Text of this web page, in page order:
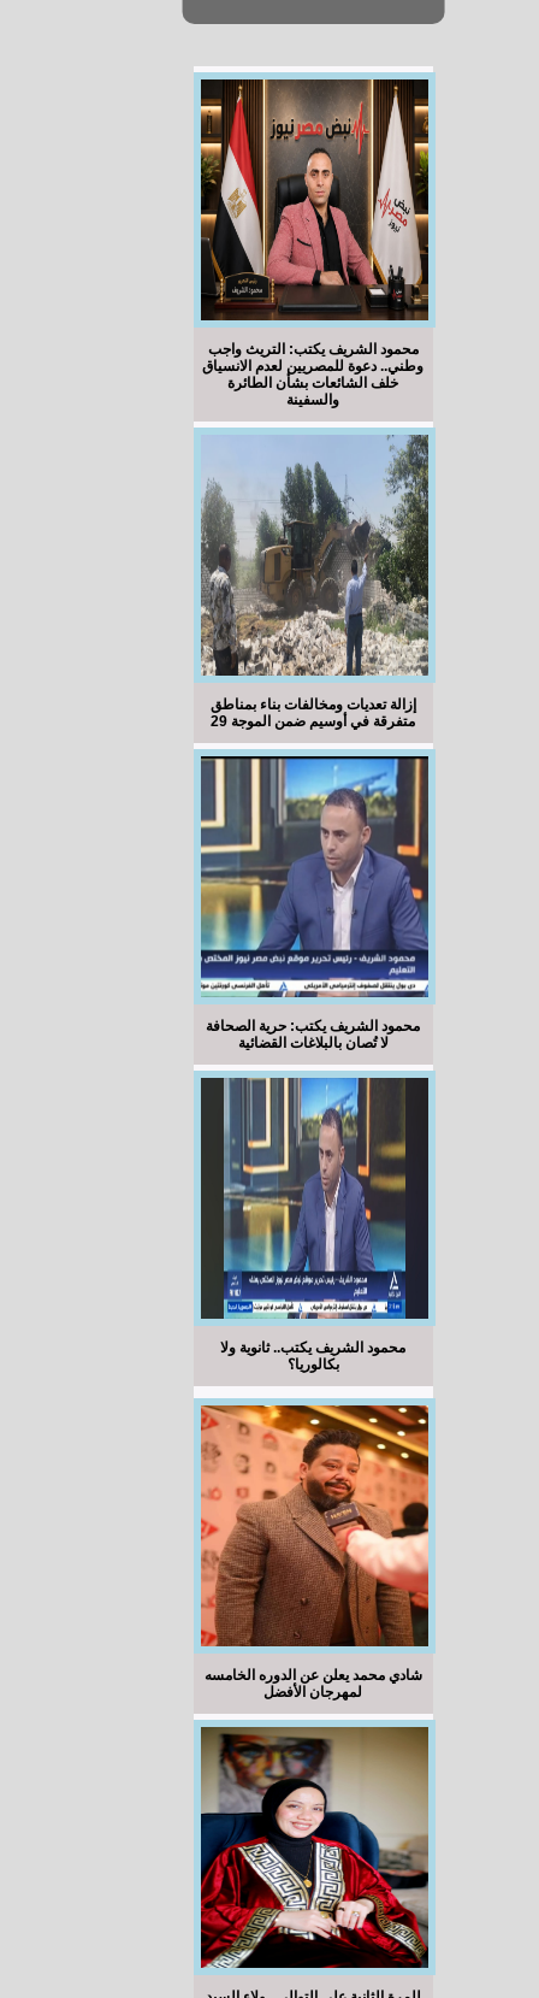
محمود الشريف يكتب: التريث واجب
وطني.. دعوة للمصريين لعدم الانسياق
خلف الشائعات بشأن الطائرة
والسفينة
إزالة تعديات ومخالفات بناء بمناطق
متفرقة في أوسيم ضمن الموجة 29
محمود الشريف يكتب: حرية الصحافة
لا تُصان بالبلاغات القضائية
محمود الشريف يكتب.. ثانوية ولا
بكالوريا؟
شادي محمد يعلن عن الدوره الخامسه
لمهرجان الأفضل